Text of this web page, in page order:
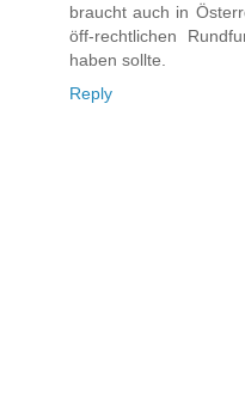
braucht auch in
öff-rechtlichen
haben sollte.
Reply